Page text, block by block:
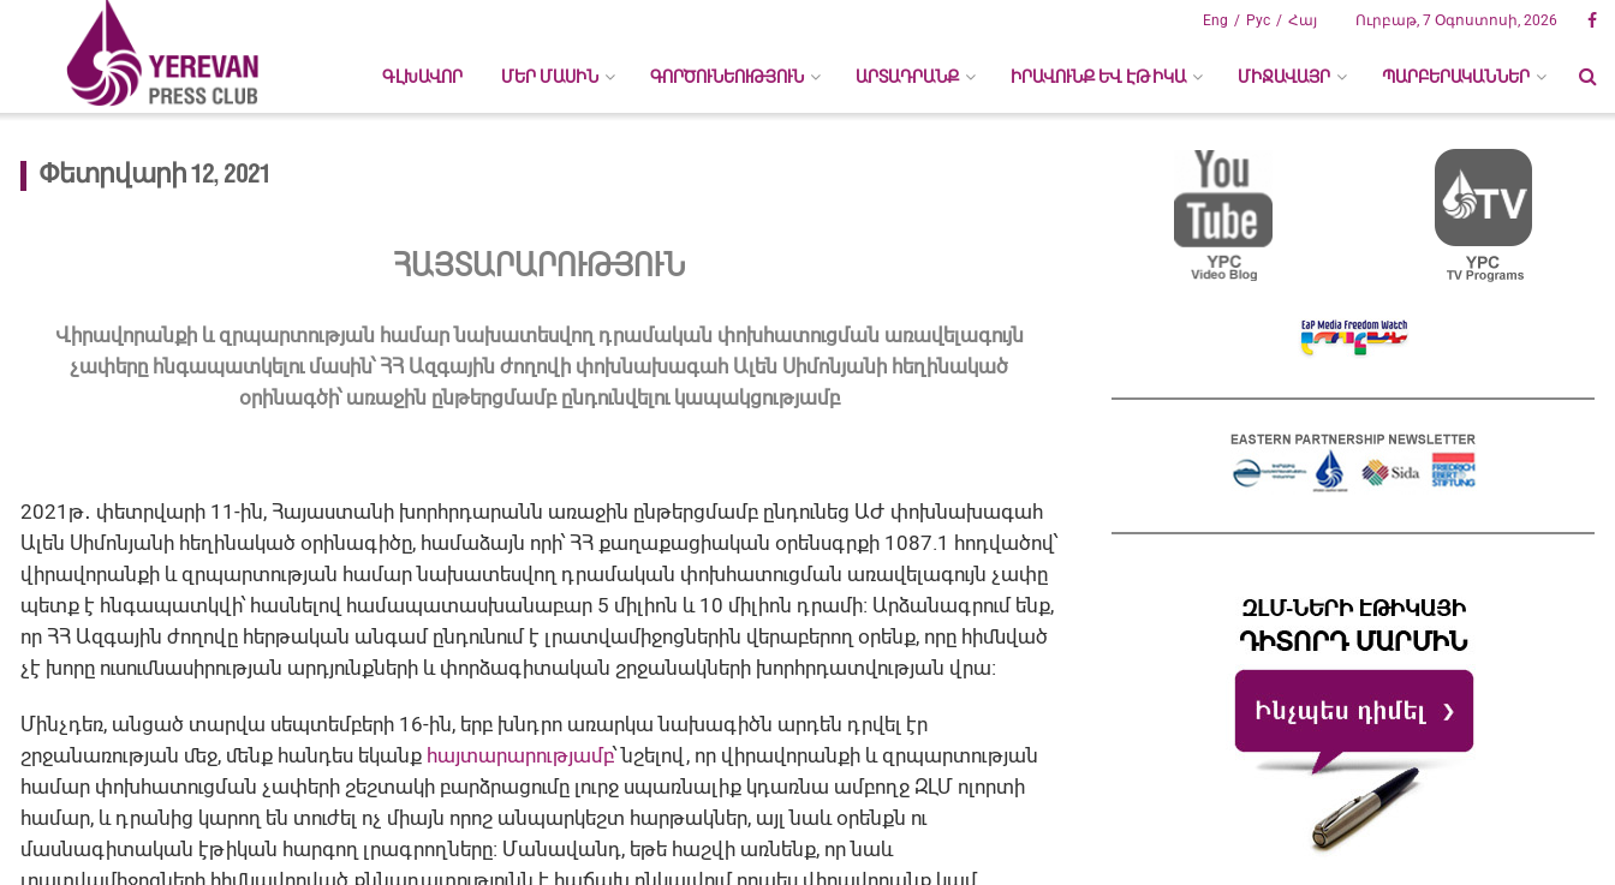
Рус Հայ
Eng Ուրբաթ, 7 Օգոստոսի, 2026
ԳԼԽԱՎՈՐ ՄԵՐ ՄԱՍԻՆ ԳՈՐԾՈՒՆԵՈՒԹՅՈՒՆ ԱՐՏԱԴՐԱՆՔ ԻՐԱՎՈՒՆՔ ԵՎ ԷԹԻԿԱ ՄԻՋԱՎԱՅՐ ՊԱՐԲԵՐԱԿԱՆՆԵՐ
Փետրվարի 12, 2021
ՀԱՅՏԱՐԱՐՈՒԹՅՈՒՆ
Վիրավորանքի և զրպարտության համար նախատեսվող դրամական փոխհատուցման առավելագույն
չափերը հնգապատկելու մասին՝ ՀՀ Ազգային ժողովի փոխնախագահ Ալեն Սիմոնյանի հեղինակած
օրինագծի՝ առաջին ընթերցմամբ ընդունվելու կապակցությամբ
2021թ․ փետրվարի 11-ին, Հայաստանի խորհրդարանն առաջին ընթերցմամբ ընդունեց ԱԺ փոխնախագահ
Ալեն Սիմոնյանի հեղինակած օրինագիծը, համաձայն որի՝ ՀՀ քաղաքացիական օրենսգրքի 1087.1 հոդվածով՝
վիրավորանքի և զրպարտության համար նախատեսվող դրամական փոխհատուցման առավելագույն չափը
պետք է հնգապատկվի՝ հասնելով համապատասխանաբար 5 միլիոն և 10 միլիոն դրամի։ Արձանագրում ենք,
որ ՀՀ Ազգային ժողովը հերթական անգամ ընդունում է լրատվամիջոցներին վերաբերող օրենք, որը հիմնված
չէ խորը ուսումնասիրության արդյունքների և փորձագիտական շրջանակների խորհրդատվության վրա։
Մինչդեռ, անցած տարվա սեպտեմբերի 16-ին, երբ խնդրո առարկա նախագիծն արդեն դրվել էր
շրջանառության մեջ, մենք հանդես եկանք հայտարարությամբ՝ նշելով, որ վիրավորանքի և զրպարտության
համար փոխհատուցման չափերի շեշտակի բարձրացումը լուրջ սպառնալիք կդառնա ամբողջ ԶԼՄ ոլորտի
համար, և դրանից կարող են տուժել ոչ միայն որոշ անպարկեշտ հարթակներ, այլ նաև օրենքն ու
մասնագիտական էթիկան հարգող լրագրողները։ Մանավանդ, եթե հաշվի առնենք, որ նաև
լրատվամիջոցների հիմնավորված քննադատությունն է հաճախ ընկալվում որպես վիրավորանք կամ